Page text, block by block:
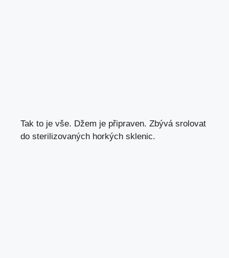
Tak to je vše. Džem je připraven. Zbývá srolovat
do sterilizovaných horkých sklenic.